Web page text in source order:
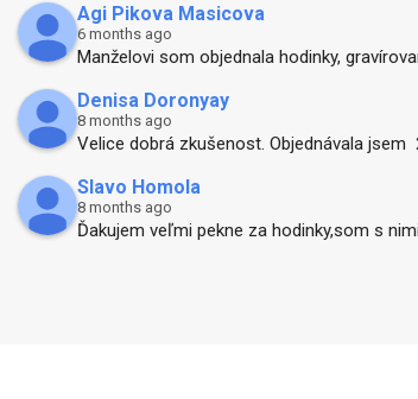
Agi Pikova Masicova
6 months ago
Manželovi som objednala hodinky,
Denisa Doronyay
8 months ago
Velice dobrá zkušenost. Objednávala jsem
Slavo Homola
8 months ago
Ďakujem veľmi pekne za hodinky,som s